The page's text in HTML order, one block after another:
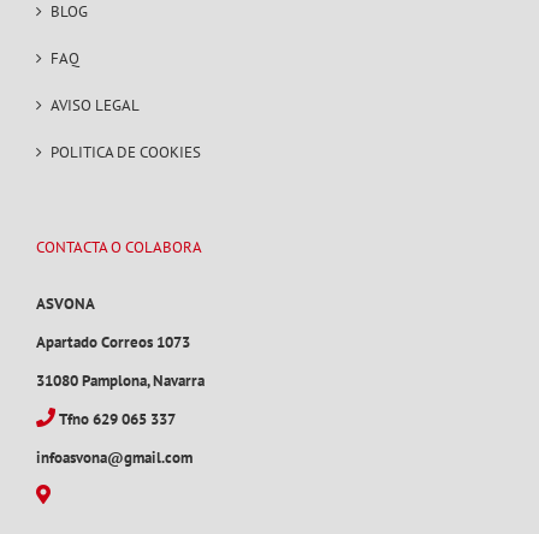
BLOG
FAQ
AVISO LEGAL
POLITICA DE COOKIES
CONTACTA O COLABORA
ASVONA
Apartado Correos 1073
31080 Pamplona, Navarra
Tfno 629 065 337
infoasvona@gmail.com